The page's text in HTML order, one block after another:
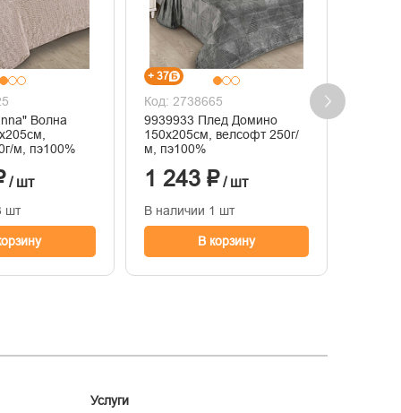
Волна
м, пэ100%
/ шт
шт
+ 37
Код: 2738665
9939933 Плед Домино
150х205см, велсофт 250г/
м, пэ100%
1 243 ₽/ шт
В наличии 1 шт
В корзину
Услуги